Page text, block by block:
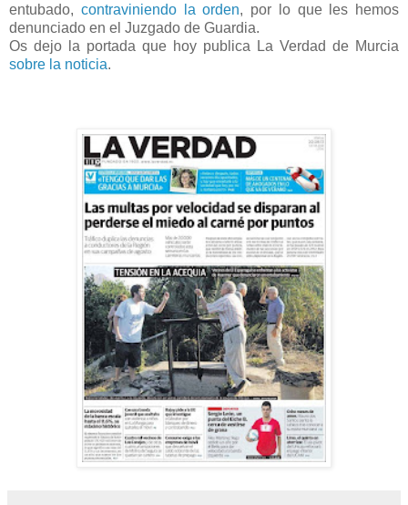
entubado, contraviniendo la orden, por lo que les hemos
denunciado en el Juzgado de Guardia.
Os dejo la portada que hoy publica La Verdad de Murcia
sobre la noticia.